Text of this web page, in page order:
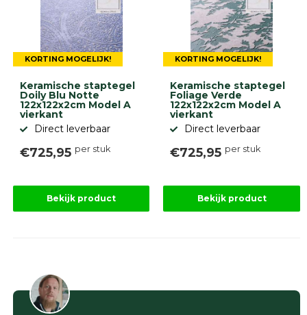
KORTING MOGELIJK!
Keramische staptegel
Doily Blu Notte
122x122x2cm Model A
vierkant
Direct leverbaar
€725,95 per stuk
Bekijk product
KORTING MOGELIJK!
Keramische staptegel
Foliage Verde
122x122x2cm Model A
vierkant
Direct leverbaar
€725,95 per stuk
Bekijk product